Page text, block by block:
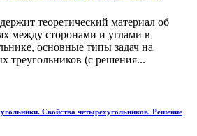
теоретический материал об
между сторонами и углами в
основные типы задач на
треугольников (с решения...
Свойства четырехугольников. Решение